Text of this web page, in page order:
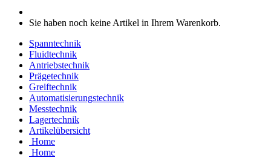
Sie haben noch keine Artikel in Ihrem Warenkorb.
Spanntechnik
Fluidtechnik
Antriebstechnik
Prägetechnik
Greiftechnik
Automatisierungstechnik
Messtechnik
Lagertechnik
Artikelübersicht
Home
Home